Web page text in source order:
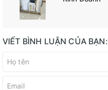
VIẾT BÌNH LUẬN CỦA BẠN: